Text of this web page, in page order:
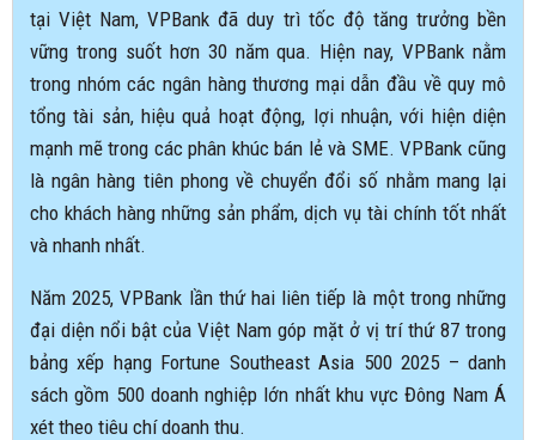
tại Việt Nam, VPBank đã duy trì tốc độ tăng trưởng bền
vững trong suốt hơn 30 năm qua. Hiện nay, VPBank nằm
trong nhóm các ngân hàng thương mại dẫn đầu về quy mô
tổng tài sản, hiệu quả hoạt động, lợi nhuận, với hiện diện
mạnh mẽ trong các phân khúc bán lẻ và SME. VPBank cũng
là ngân hàng tiên phong về chuyển đổi số nhằm mang lại
cho khách hàng những sản phẩm, dịch vụ tài chính tốt nhất
và nhanh nhất.
Năm 2025, VPBank lần thứ hai liên tiếp là một trong những
đại diện nổi bật của Việt Nam góp mặt ở vị trí thứ 87 trong
bảng xếp hạng Fortune Southeast Asia 500 2025 – danh
sách gồm 500 doanh nghiệp lớn nhất khu vực Đông Nam Á
xét theo tiêu chí doanh thu.